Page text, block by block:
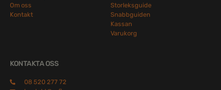
Om oss
Kontakt
Storleksguide
Snabbguiden
Kassan
Varukorg
KONTAKTA OSS
08 520 277 72